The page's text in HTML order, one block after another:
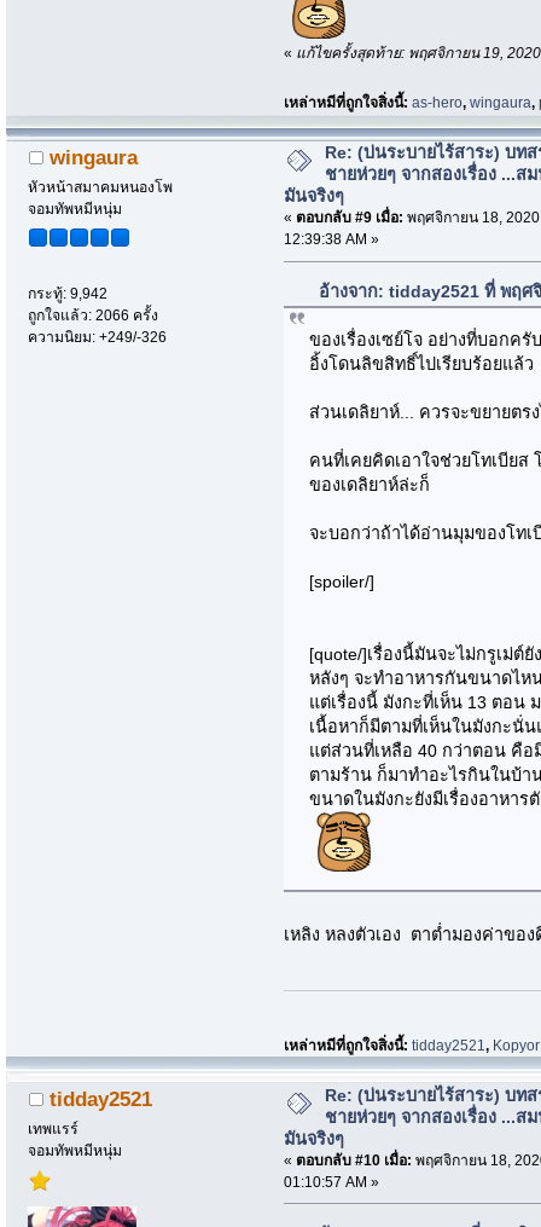
« แก้ไขครั้งสุดท้าย: พฤศจิกายน 19,
เหล่าหมีที่ถูกใจสิ่งนี้:as-hero,wingaura,
wingaura
หัวหน้าสมาคมหนองโพ
จอมทัพหมีหนุ่ม
กระทู้: 9,942
ถูกใจแล้ว: 2066 ครั้ง
ความนิยม: +249/-326
Re: (บ่นระบายไร้สาระ) บท
ชายห่วยๆ จากสองเรื่อง ...ส
มันจริงๆ
« ตอบกลับ #9 เมื่อ: พฤศจิกายน 18,
12:39:38 AM »
อ้างจาก: tidday2521 ที่ พฤศ
ของเรื่องเซย์โจ อย่างที่บอกค
อิ้งโดนลิขสิทธิ์ไปเรียบร้อยแล้ว
ส่วนเดลิยาห์... ควรจะขยายตร
คนที่เคยคิดเอาใจช่วยโทเบีย
ของเดลิยาห์ล่ะก็
จะบอกว่าถ้าได้อ่านมุมของโทเ
[spoiler/]
[quote/]เรื่องนี้มันจะไม่กรูเม่ต์
หลังๆ จะทำอาหารกันขนาดไห
แต่เรื่องนี้ มังกะที่เห็น 13 ตอน
เนื้อหาก็มีตามที่เห็นในมังกะนั่น
แต่ส่วนที่เหลือ 40 กว่าตอน คือ
ตามร้าน ก็มาทำอะไรกินในบ้า
ขนาดในมังกะยังมีเรื่องอาหาร
เหลิง หลงตัวเอง ตาต่ำมองค่าขอ
เหล่าหมีที่ถูกใจสิ่งนี้:tidday2521, Kopyor
tidday2521
เทพแรร์
จอมทัพหมีหนุ่ม
Re: (บ่นระบายไร้สาระ) บท
ชายห่วยๆ จากสองเรื่อง ...ส
มันจริงๆ
« ตอบกลับ #10 เมื่อ: พฤศจิกายน 18,
01:10:57 AM »